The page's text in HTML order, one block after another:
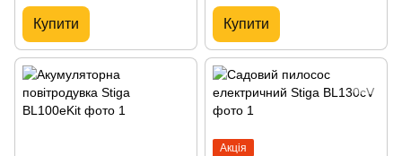
Купити Купити
Акція